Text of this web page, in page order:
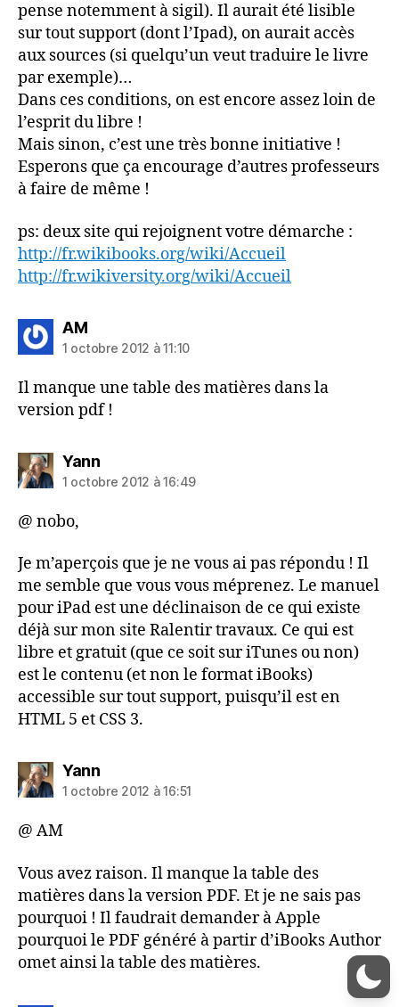
pense notemment à sigil). Il aurait été lisible
sur tout support (dont l’Ipad), on aurait accès
aux sources (si quelqu’un veut traduire le livre
par exemple)…
Dans ces conditions, on est encore assez loin de
l’esprit du libre !
Mais sinon, c’est une très bonne initiative !
Esperons que ça encourage d’autres professeurs
à faire de même !
ps: deux site qui rejoignent votre démarche :
http://fr.wikibooks.org/wiki/Accueil
http://fr.wikiversity.org/wiki/Accueil
AMdit :
1 octobre 2012 à 11:10
Il manque une table des matières dans la
version pdf !
Yanndit :
1 octobre 2012 à 16:49
@ nobo,
Je m’aperçois que je ne vous ai pas répondu ! Il
me semble que vous vous méprenez. Le manuel
pour iPad est une déclinaison de ce qui existe
déjà sur mon site Ralentir travaux. Ce qui est
libre et gratuit (que ce soit sur iTunes ou non)
est le contenu (et non le format iBooks)
accessible sur tout support, puisqu’il est en
HTML 5 et CSS 3.
Yanndit :
1 octobre 2012 à 16:51
@ AM
Vous avez raison. Il manque la table des
matières dans la version PDF. Et je ne sais pas
pourquoi ! Il faudrait demander à Apple
pourquoi le PDF généré à partir d’iBooks Author
omet ainsi la table des matières.